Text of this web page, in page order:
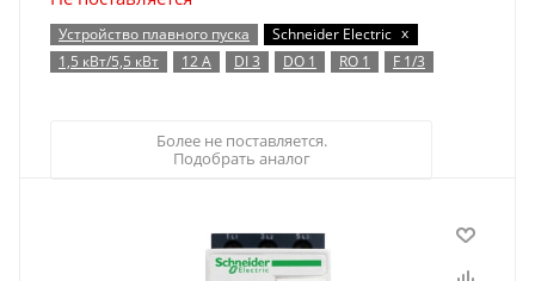
Устройство плавного пуска Schneider Electric x
1,5 кВт/5,5 кВт
12 А DI 3 DO 1 RO 1 F 1/3
Более не поставляется.
Подобрать аналог